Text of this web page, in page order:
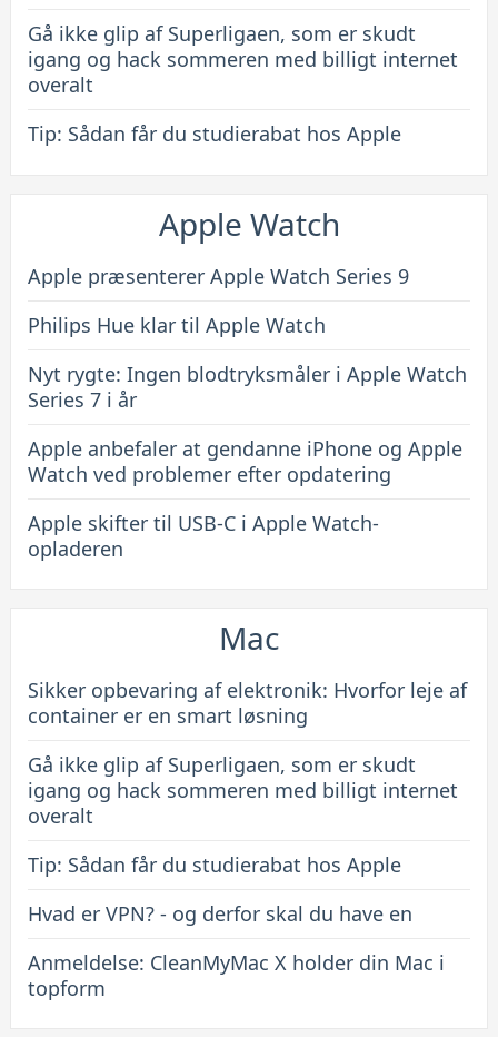
Gå ikke glip af Superligaen, som er skudt
igang og hack sommeren med billigt internet
overalt
Tip: Sådan får du studierabat hos Apple
Apple Watch
Apple præsenterer Apple Watch Series 9
Philips Hue klar til Apple Watch
Nyt rygte: Ingen blodtryksmåler i Apple Watch
Series 7 i år
Apple anbefaler at gendanne iPhone og Apple
Watch ved problemer efter opdatering
Apple skifter til USB-C i Apple Watch-
opladeren
Mac
Sikker opbevaring af elektronik: Hvorfor leje af
container er en smart løsning
Gå ikke glip af Superligaen, som er skudt
igang og hack sommeren med billigt internet
overalt
Tip: Sådan får du studierabat hos Apple
Hvad er VPN? - og derfor skal du have en
Anmeldelse: CleanMyMac X holder din Mac i
topform